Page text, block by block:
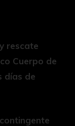
rescate
Cuerpo de
días de